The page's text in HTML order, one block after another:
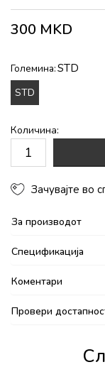
300 MKD
Големина:STD
STD
Количина:
Зачувајте во
За производот
Спецификација
Коментари
Провери